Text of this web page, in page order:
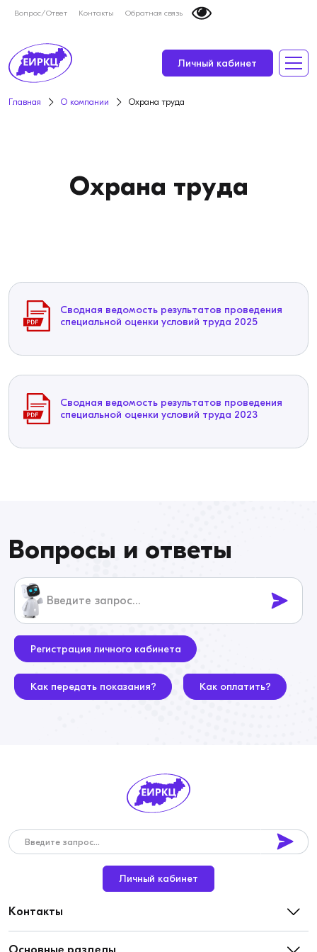
Вопрос/Ответ Контакты Обратная связь
Личный кабинет
Главная О компании Охрана труда
Охрана труда
Сводная ведомость результатов проведения
специальной оценки условий труда 2025
Сводная ведомость результатов проведения
специальной оценки условий труда 2023
Вопросы и ответы
Регистрация личного кабинета
Как передать показания? Как оплатить?
Личный кабинет
Контакты
Центральное отделение